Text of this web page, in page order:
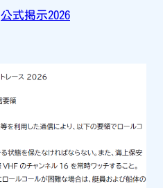
公式掲示2026